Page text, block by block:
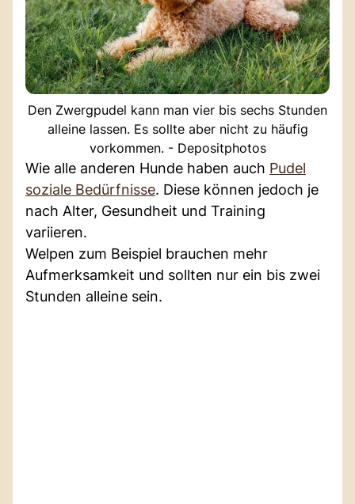
Den Zwergpudel kann man vier bis sechs Stunden
alleine lassen. Es sollte aber nicht zu häufig
vorkommen. - Depositphotos
Wie alle anderen Hunde haben auch Pudel
soziale Bedürfnisse. Diese können jedoch je
nach Alter, Gesundheit und Training
variieren.
Welpen zum Beispiel brauchen mehr
Aufmerksamkeit und sollten nur ein bis zwei
Stunden alleine sein.